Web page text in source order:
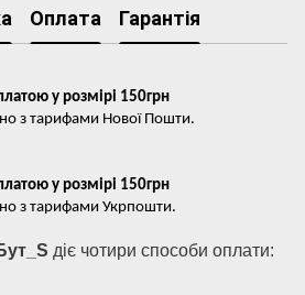
Оплата Гарантія
у розмірі 150грн
з тарифами Нової Пошти.
у розмірі 150грн
з тарифами Укрпошти.
діє чотири способи оплати: